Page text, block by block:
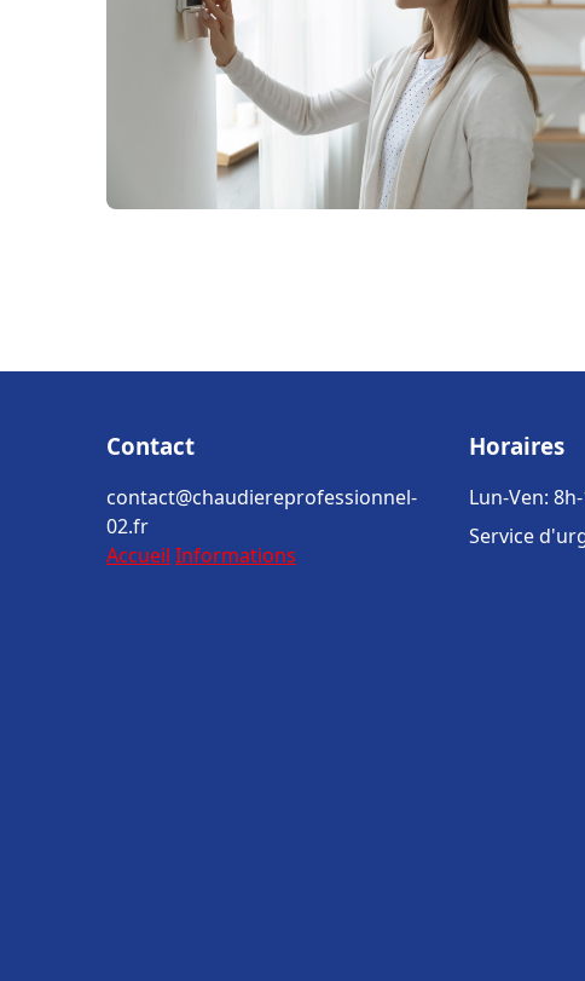
Contact
contact@chaudiereprofessionnel-
02.fr
Accueil Informations
Horaires
Lun-Ven:
Service